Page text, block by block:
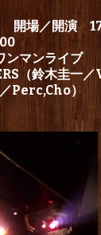
開場／開演
マンライブ
（鈴木圭一／
Perc,Cho）